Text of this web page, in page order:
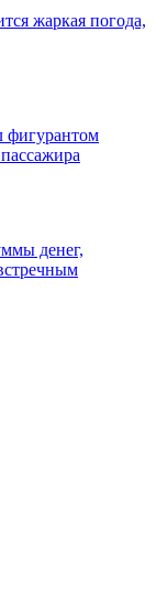
жаркая погода,
фигурантом
денег,